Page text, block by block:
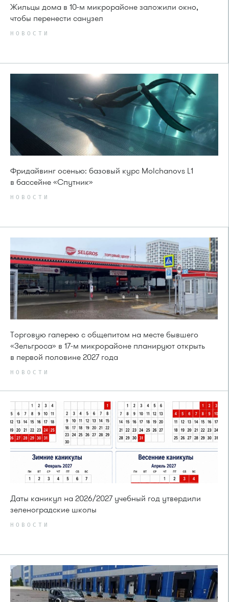
Жильцы дома в 10-м микрорайоне заложили окно,
чтобы перенести санузел
НОВОСТИ
Фридайвинг осенью: базовый курс Molchanovs L1
в бассейне «Спутник»
НОВОСТИ
Торговую галерею с общепитом на месте бывшего
«Зельгроса» в 17-м микрорайоне планируют открыть
в первой половине 2027 года
НОВОСТИ
Даты каникул на 2026/2027 учебный год утвердили
зеленоградские школы
НОВОСТИ